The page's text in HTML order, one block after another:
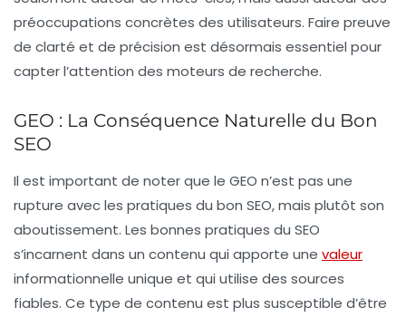
préoccupations concrètes des utilisateurs. Faire preuve
de clarté et de précision est désormais essentiel pour
capter l’attention des moteurs de recherche.
GEO : La Conséquence Naturelle du Bon
SEO
Il est important de noter que le GEO n’est pas une
rupture avec les pratiques du bon SEO, mais plutôt son
aboutissement. Les bonnes pratiques du SEO
s’incarnent dans un contenu qui apporte une valeur
informationnelle unique et qui utilise des sources
fiables. Ce type de contenu est plus susceptible d’être